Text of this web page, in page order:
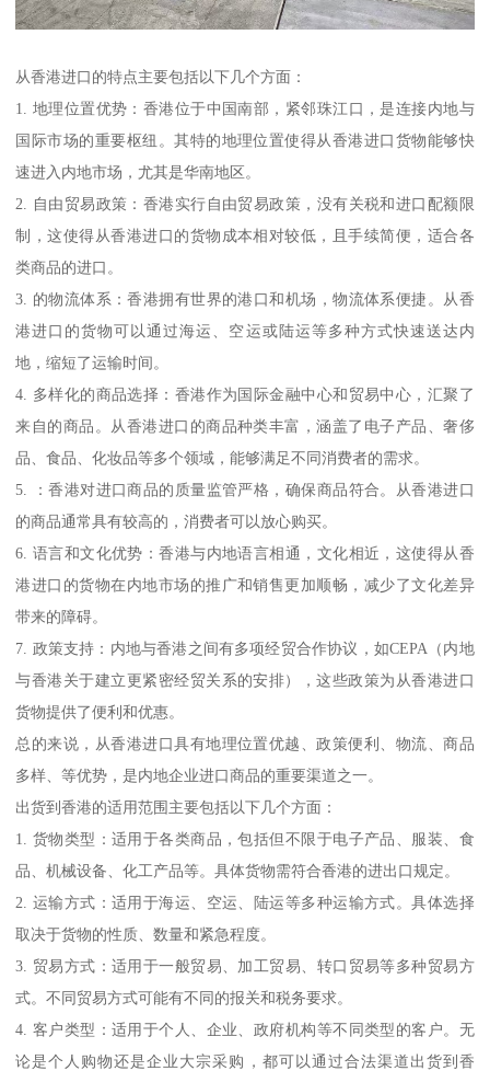
从香港进口的特点主要包括以下几个方面：
1. 地理位置优势：香港位于中国南部，紧邻珠江口，是连接内地与
国际市场的重要枢纽。其特的地理位置使得从香港进口货物能够快
速进入内地市场，尤其是华南地区。
2. 自由贸易政策：香港实行自由贸易政策，没有关税和进口配额限
制，这使得从香港进口的货物成本相对较低，且手续简便，适合各
类商品的进口。
3. 的物流体系：香港拥有世界的港口和机场，物流体系便捷。从香
港进口的货物可以通过海运、空运或陆运等多种方式快速送达内
地，缩短了运输时间。
4. 多样化的商品选择：香港作为国际金融中心和贸易中心，汇聚了
来自的商品。从香港进口的商品种类丰富，涵盖了电子产品、奢侈
品、食品、化妆品等多个领域，能够满足不同消费者的需求。
5. ：香港对进口商品的质量监管严格，确保商品符合。从香港进口
的商品通常具有较高的，消费者可以放心购买。
6. 语言和文化优势：香港与内地语言相通，文化相近，这使得从香
港进口的货物在内地市场的推广和销售更加顺畅，减少了文化差异
带来的障碍。
7. 政策支持：内地与香港之间有多项经贸合作协议，如CEPA（内地
与香港关于建立更紧密经贸关系的安排），这些政策为从香港进口
货物提供了便利和优惠。
总的来说，从香港进口具有地理位置优越、政策便利、物流、商品
多样、等优势，是内地企业进口商品的重要渠道之一。
出货到香港的适用范围主要包括以下几个方面：
1. 货物类型：适用于各类商品，包括但不限于电子产品、服装、食
品、机械设备、化工产品等。具体货物需符合香港的进出口规定。
2. 运输方式：适用于海运、空运、陆运等多种运输方式。具体选择
取决于货物的性质、数量和紧急程度。
3. 贸易方式：适用于一般贸易、加工贸易、转口贸易等多种贸易方
式。不同贸易方式可能有不同的报关和税务要求。
4. 客户类型：适用于个人、企业、政府机构等不同类型的客户。无
论是个人购物还是企业大宗采购，都可以通过合法渠道出货到香